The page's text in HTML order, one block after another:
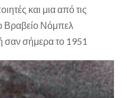
και μια από τις
Βραβείο Νόμπελ
σαν σήμερα το 1951